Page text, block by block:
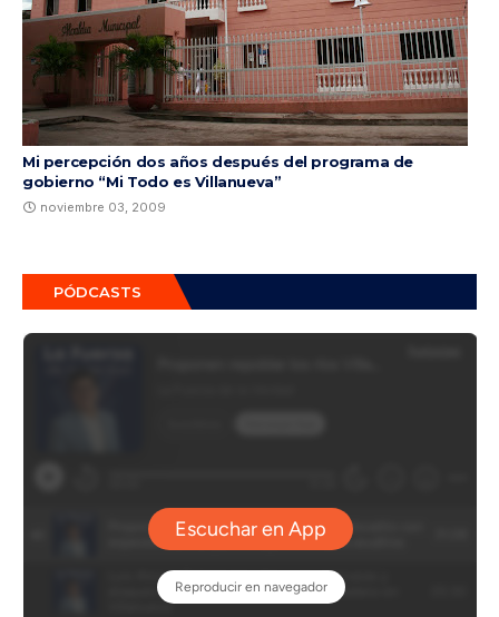
Mi percepción dos años después del programa de
gobierno “Mi Todo es Villanueva”
noviembre 03, 2009
PÓDCASTS